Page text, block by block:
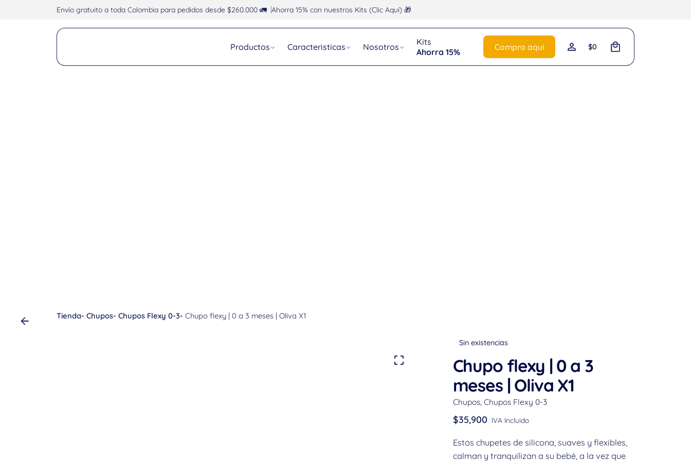
Envío gratuito a toda Colombia para pedidos desde $260.000 🚛 Ahorra 15% con nuestros Kits (Clic Aquí) 🎁
Productos Caracteristicas Nosotros
Kits
Ahorra 15%
Compra aquí $0
Tienda-Chupos-Chupos Flexy 0-3-Chupo flexy | 0 a 3 meses | Oliva X1
Sin existencias
Chupo flexy | 0 a 3
meses | Oliva X1
Chupos, Chupos Flexy 0-3
$35,900 IVA Incluido
Estos chupetes de silicona, suaves y flexibles,
calman y tranquilizan a su bebé, a la vez que